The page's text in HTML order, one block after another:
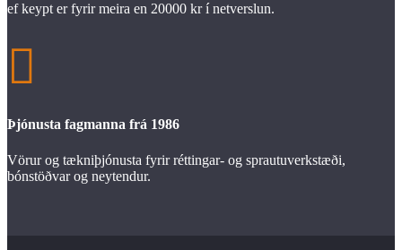
ef keypt er fyrir meira en 20000 kr í netverslun.

Þjónusta fagmanna frá 1986
Vörur og tækniþjónusta fyrir réttingar- og sprautuverkstæði,
bónstöðvar og neytendur.